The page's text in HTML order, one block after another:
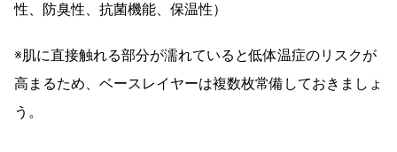
性、防臭性、抗菌機能、保温性）
※肌に直接触れる部分が濡れていると低体温症のリスクが
高まるため、 ベースレイヤーは複数枚常備 しておきましょ
う。